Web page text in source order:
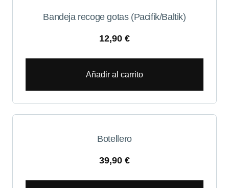
Bandeja recoge gotas (Pacifik/Baltik)
12,90 €
Añadir al carrito
Botellero
39,90 €